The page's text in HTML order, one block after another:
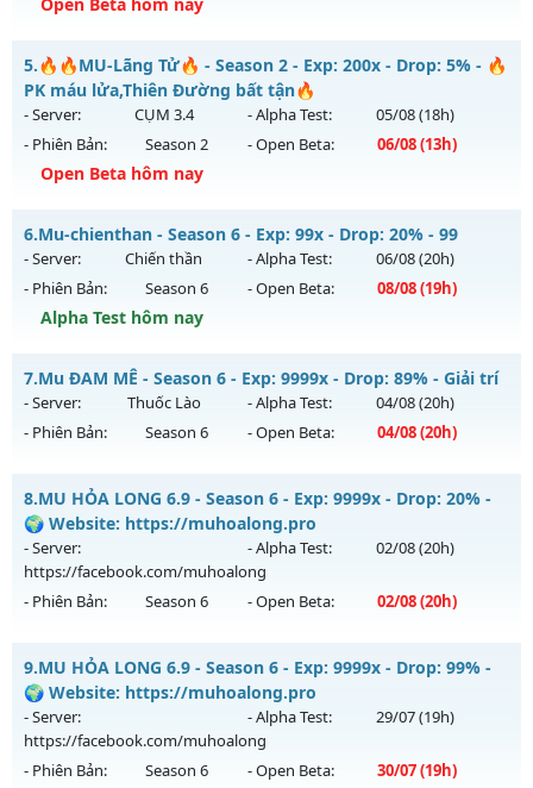
Kiểu reset: Reset In Game
Thể loại: Mu Nguyên bản Webzen
Antihack: GoldShield
Mu Trường Tồn - RESET AUTO - EVENT CÔNG THÀNH HAY
Mu mới ra tháng 08 2026 - Mở máy chủ
ngày 06/08/2626
Exp: 9999x - Drop: 90%
Kiểu reset: Reset In Game
Antihack: ICMPROTECT ✅ 🔴 ✨ ⚡️
5.🔥🔥MU-Lãng Tử🔥 - Season 2 - Exp: 200x - Drop: 5% - 🔥
PK máu lửa,Thiên Đường bất tận🔥
- Server: CỤM 3.4 - Alpha Test: 05/08(18h)
- Phiên Bản:
Season 2 - Open Beta: 06/08(13h)
Open Beta hôm nay
🔥🔥MU-Lãng Tử🔥 - 🔥PK máu lửa,Thiên Đường bất tận🔥
Mu mới ra tháng 08 2026 - Mở máy chủ
CỤM 3.4vào 13h
ngày 06/08/2626
Exp: 200x - Drop: 5%
Thể loại: Mu Nguyên bản Webzen
Antihack: Sharkguard
6.Mu-chienthan - Season 6 - Exp: 99x - Drop: 20% - 99
- Server: Chiến thần - Alpha Test: 06/08(20h)
- Phiên Bản:
Season 6 - Open Beta: 08/08(19h)
Alpha Test hôm nay
Mu-chienthan - 99
Mu mới ra tháng 08 2026 - Mở máy chủ
Chiến thầnvào 19h
ngày 08/08/2626
Kiểu reset: Reset In Game
Thể loại: Mu Nguyên bản Webzen
Antihack: Anti 8x
7.Mu ĐAM MÊ - Season 6 - Exp: 9999x - Drop: 89% - Giải trí
- Server: Thuốc Lào - Alpha Test: 04/08(20h)
- Phiên Bản:
Season 6 - Open Beta: 04/08(20h)
Mu ĐAM MÊ - Giải trí
Mu mới ra tháng 08 2026 - Mở máy chủ
ngày 04/08/2626
Exp: 9999x - Drop: 89%
Thể loại: Mu Bán Đồ Full Trong Shop
Antihack: UGK
8.MU HỎA LONG 6.9 - Season 6 - Exp: 9999x - Drop: 20% -
🌍 Website: https://muhoalong.pro
- Server:
https://facebook.com/muhoalong
- Alpha Test: 02/08(20h)
- Phiên Bản: Season 6 - Open Beta: 02/08(20h)
MU HỎA LONG 6.9 - 🌍 Website: https://muhoalong.pro
Mu mới ra tháng 08 2026 - Mở máy chủ
https://facebook.com/muhoalongvào 20h ngày
02/08/2626
Exp: 9999x - Drop: 20%
9.MU HỎA LONG 6.9 - Season 6 - Exp: 9999x - Drop: 99% -
🌍 Website: https://muhoalong.pro
- Server:
https://facebook.com/muhoalong
- Alpha Test: 29/07(19h)
- Phiên Bản: Season 6 - Open Beta: 30/07(19h)